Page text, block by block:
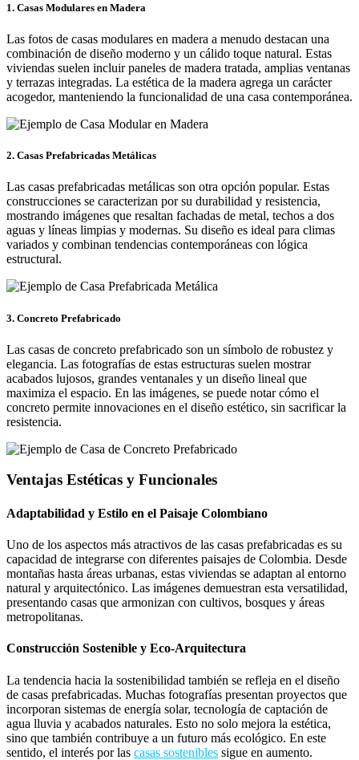
1. Casas Modulares en Madera
Las fotos de casas modulares en madera a menudo destacan una
combinación de diseño moderno y un cálido toque natural. Estas
viviendas suelen incluir paneles de madera tratada, amplias ventanas
y terrazas integradas. La estética de la madera agrega un carácter
acogedor, manteniendo la funcionalidad de una casa contemporánea.
2. Casas Prefabricadas Metálicas
Las casas prefabricadas metálicas son otra opción popular. Estas
construcciones se caracterizan por su durabilidad y resistencia,
mostrando imágenes que resaltan fachadas de metal, techos a dos
aguas y líneas limpias y modernas. Su diseño es ideal para climas
variados y combinan tendencias contemporáneas con lógica
estructural.
3. Concreto Prefabricado
Las casas de concreto prefabricado son un símbolo de robustez y
elegancia. Las fotografías de estas estructuras suelen mostrar
acabados lujosos, grandes ventanales y un diseño lineal que
maximiza el espacio. En las imágenes, se puede notar cómo el
concreto permite innovaciones en el diseño estético, sin sacrificar la
resistencia.
Ventajas Estéticas y Funcionales
Adaptabilidad y Estilo en el Paisaje Colombiano
Uno de los aspectos más atractivos de las casas prefabricadas es su
capacidad de integrarse con diferentes paisajes de Colombia. Desde
montañas hasta áreas urbanas, estas viviendas se adaptan al entorno
natural y arquitectónico. Las imágenes demuestran esta versatilidad,
presentando casas que armonizan con cultivos, bosques y áreas
metropolitanas.
Construcción Sostenible y Eco-Arquitectura
La tendencia hacia la sostenibilidad también se refleja en el diseño
de casas prefabricadas. Muchas fotografías presentan proyectos que
incorporan sistemas de energía solar, tecnología de captación de
agua lluvia y acabados naturales. Esto no solo mejora la estética,
sino que también contribuye a un futuro más ecológico. En este
sentido, el interés por las casas sostenibles sigue en aumento.